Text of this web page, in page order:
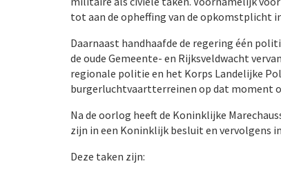
tot aan de opheffing van de opkomstplicht
Daarnaast handhaafde de regering één
de oude Gemeente- en Rijksveldwacht
regionale politie en het Korps Landelijke
burgerluchtvaartterreinen op dat moment
Na de oorlog heeft de Koninklijke
zijn in een Koninklijk besluit en vervolgens
Deze taken zijn: